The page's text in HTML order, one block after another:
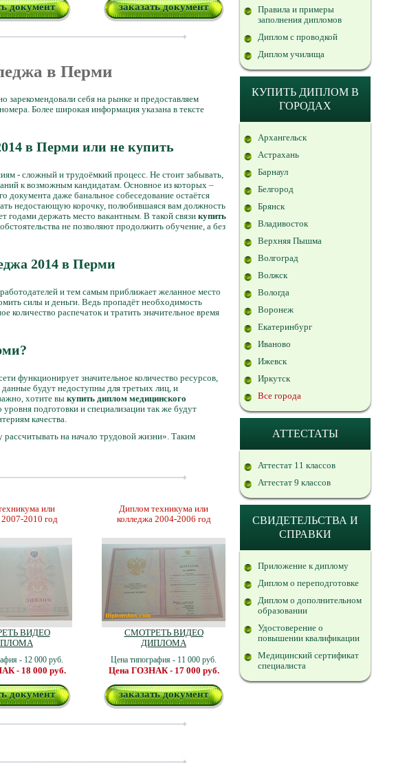
документ заказать документ
в Перми
себя на рынке и предоставляем
Более широкая информация указана в тексте
в Перми или не купить
- сложный и трудоёмкий процесс. Не стоит забывать,
к возможным кандидатам. Основное из которых –
документа даже банальное собеседование остаётся
недостающую корочку, полюбившаяся вам должность
годами держать место вакантным. В такой связи купить
не позволяют продолжить обучение, а без
2014 в Перми
и тем самым приближает желанное место
силы и деньги. Ведь пропадёт необходимость
распечаток и тратить значительное время
функционирует значительное количество ресурсов,
будут недоступны для третьих лиц, и
хотите вы купить диплом медицинского
подготовки и специализации так же будут
качества.
на начало трудовой жизни». Таким
или
2010 год
ВИДЕО
- 12 000 руб.
- 18 000 руб.
документ
Диплом техникума или
колледжа 2004-2006 год
СМОТРЕТЬ ВИДЕО
ДИПЛОМА
Цена типография - 11 000 руб.
Цена ГОЗНАК - 17 000 руб.
заказать документ
Правила и примеры
заполнения дипломов
Диплом с проводкой
Диплом училища
КУПИТЬ ДИПЛОМ В
ГОРОДАХ
Архангельск
Астрахань
Барнаул
Белгород
Брянск
Владивосток
Верхняя Пышма
Волгоград
Волжск
Вологда
Воронеж
Екатеринбург
Иваново
Ижевск
Иркутск
Все города
АТТЕСТАТЫ
Аттестат 11 классов
Аттестат 9 классов
СВИДЕТЕЛЬСТВА И
СПРАВКИ
Приложение к диплому
Диплом о переподготовке
Диплом о дополнительном
образовании
Удостоверение о
повышении квалификации
Медицинский сертификат
специалиста